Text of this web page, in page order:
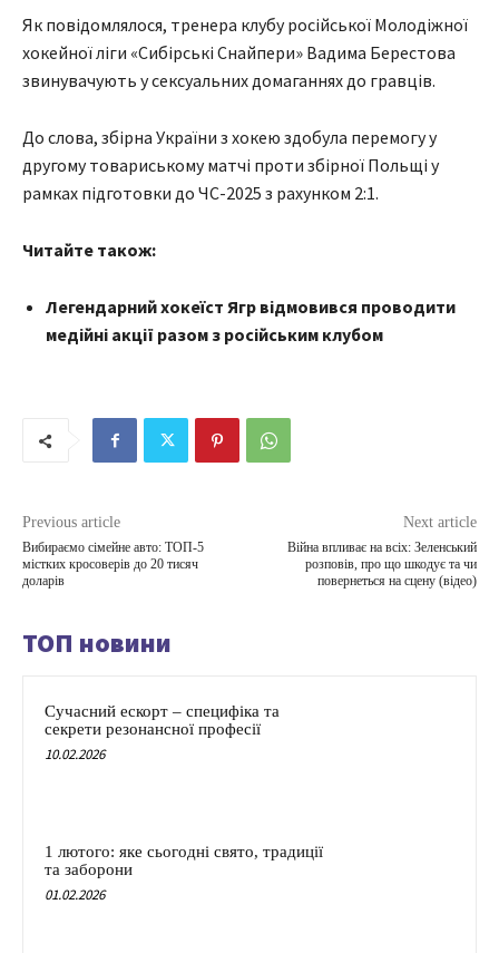
Як повідомлялося, тренера клубу російської Молодіжної
хокейної ліги «Сибірські Снайпери» Вадима Берестова
звинувачують у сексуальних домаганнях до гравців.
До слова, збірна України з хокею здобула перемогу у
другому товариському матчі проти збірної Польщі у
рамках підготовки до ЧС-2025 з рахунком 2:1.
Читайте також:
Легендарний хокеїст Ягр відмовився проводити
медійні акції разом з російським клубом
Previous article
Вибираємо сімейне авто: ТОП-5
містких кросоверів до 20 тисяч
доларів
Next article
Війна впливає на всіх: Зеленський
розповів, про що шкодує та чи
повернеться на сцену (відео)
ТОП новини
Сучасний ескорт – специфіка та
секрети резонансної професії
10.02.2026
1 лютого: яке сьогодні свято, традиції
та заборони
01.02.2026